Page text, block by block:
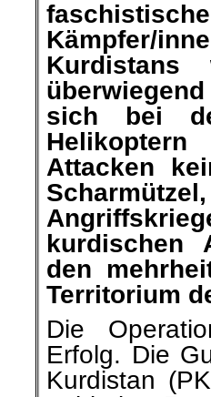
Kämpfer/
Kurdistans
sich bei
Attacken
kurdischen
den
Territorium
Die
Erfolg. Die
Kurdistan